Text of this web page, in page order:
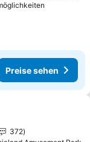
Preise sehen
hinzufügen
372